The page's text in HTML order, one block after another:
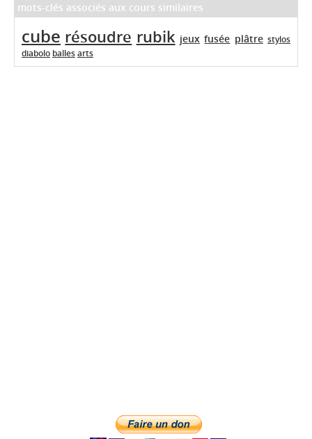
mots-clés associés aux cours similaires
cube résoudre rubik jeux fusée plâtre stylos
diabolo ballesarts